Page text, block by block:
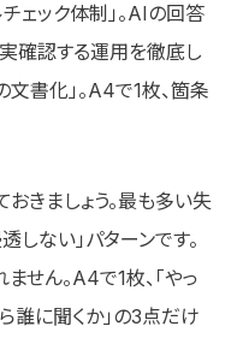
ェック体制」。AIの回答
確認する運用を徹底し
文書化」。A4で1枚、箇条
きましょう。最も多い失
ない」パターンです。
せん。A4で1枚、「やっ
ら誰に聞くか」の3点だけ